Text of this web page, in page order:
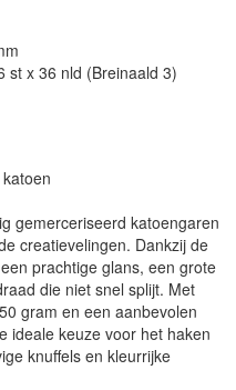
st x 36 nld (Breinaald 3)
gemerceriseerd katoengaren
creatievelingen. Dankzij de
prachtige glans, een grote
die niet snel splijt. Met
gram en een aanbevolen
ideale keuze voor het haken
knuffels en kleurrijke